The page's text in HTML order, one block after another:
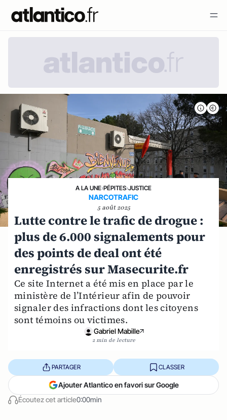
A LA UNE›PÉPITES›JUSTICE
NARCOTRAFIC
5 août 2025
Lutte contre le trafic de drogue :
plus de 6.000 signalements pour
des points de deal ont été
enregistrés sur Masecurite.fr
Ce site Internet a été mis en place par le
ministère de l’Intérieur afin de pouvoir
signaler des infractions dont les citoyens
sont témoins ou victimes.
Gabriel Mabille
2 min de lecture
Écoutez cet article0:00min
PARTAGER CLASSER
Ajouter Atlantico en favori sur Google